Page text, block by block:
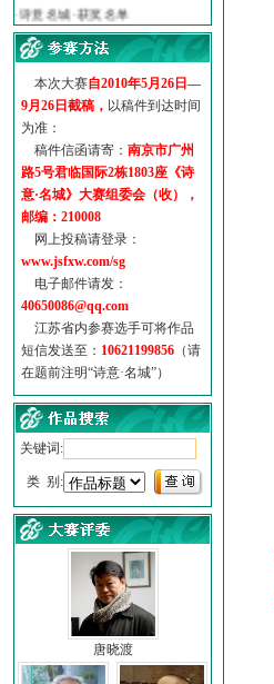
·【诗意·名城】地铁展示作...
·诗意名城·地铁时间
地铁完美呈现【诗意·名城...
参赛作品多达5000多首
“诗意·名城”晒诗会
特别通知--致广大诗词爱好...
本次大赛自2010年5月26日—
9月26日截稿， 以稿件到达时间
为准：
稿件信函请寄： 南京市广州
路5号君临国际2栋1803座《诗
意·名城》大赛组委会（收），
邮编：210008
网上投稿请登录：
www.jsfxw.com/sg
电子邮件请发：
40650086@qq.com
江苏省内参赛选手可将作品
短信发送至： 10621199856 （请
在题前注明“诗意·名城”）
关键词:
类 别:
唐晓渡